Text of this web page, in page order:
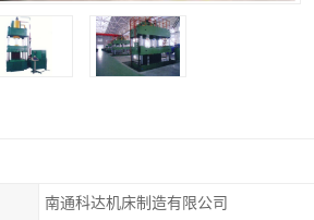
南通科达机床制造有限公司